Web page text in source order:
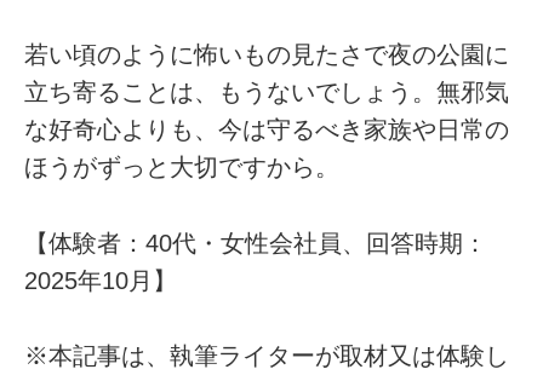
若い頃のように怖いもの見たさで夜の公園に
立ち寄ることは、もうないでしょう。無邪気
な好奇心よりも、今は守るべき家族や日常の
ほうがずっと大切ですから。
【体験者：40代・女性会社員、回答時期：
2025年10月】
※本記事は、執筆ライターが取材又は体験し